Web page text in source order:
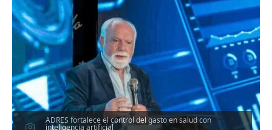
ADRES fortalece el control del gasto en salud con
inteligencia artificial